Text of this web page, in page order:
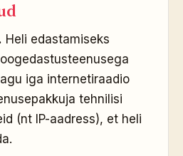
Heli edastamiseks
iga internetiraadio
tehnilisi
(nt IP-aadress), et heli